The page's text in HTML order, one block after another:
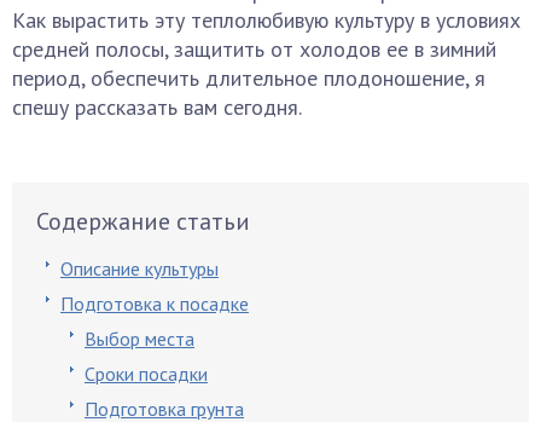
Как вырастить эту теплолюбивую культуру в условиях
средней полосы, защитить от холодов ее в зимний
период, обеспечить длительное плодоношение, я
спешу рассказать вам сегодня.
Содержание статьи
Описание культуры
Подготовка к посадке
Выбор места
Сроки посадки
Подготовка грунта